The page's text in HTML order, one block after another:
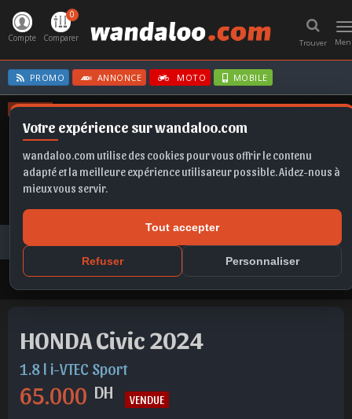
Votre expérience sur wandaloo.com
wandaloo.com utilise des cookies pour vous offrir le contenu
adapté et la meilleure expérience utilisateur possible. Aidez-nous à
mieux vous servir.
Tout accepter
Refuser Personnaliser
Trouver
Compte
0
Comparer
PROMO ANNONCE MOTO MOBILE
OFFRES
SPORTAGE SCALA
Toutes les annonces
HONDA Civic 2024 Essence Occasion Rabat Maroc
HONDA Civic 2024
1.8 l i-VTEC Sport
65.000 DH
VENDUE